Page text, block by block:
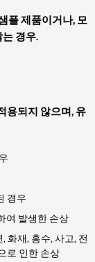
플 제품이거나, 모
경우.
용되지 않으며, 유
경우
여 발생한 손상
화재, 홍수, 사고, 전
로 인한 손상